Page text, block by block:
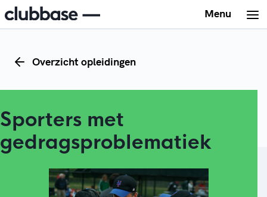
Menu
Overzicht opleidingen
Sporters met
gedragsproblematiek